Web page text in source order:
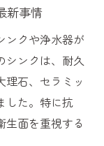
新事情
ンクや浄水器が
シンクは、耐久
石、セラミッ
した。特に抗
面を重視する